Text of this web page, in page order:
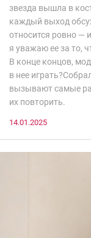
звезда вышла в
каждый выход
относится ровно —
я уважаю ее за то,
В конце концов,
в нее
вызывают самые
их повторить.
14.01.2025